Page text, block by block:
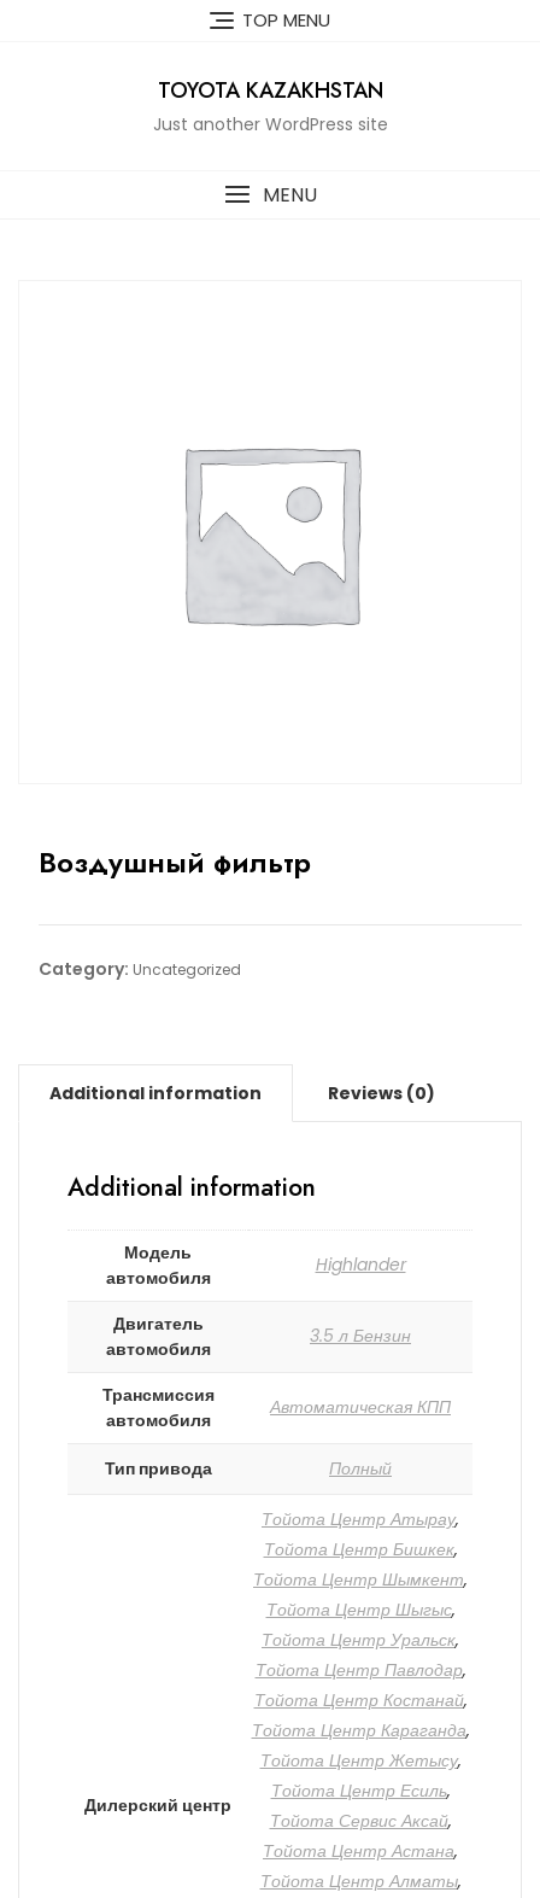
TOP MENU
TOYOTA KAZAKHSTAN
Just another WordPress site
MENU
Воздушный фильтр
Category: Uncategorized
Additional information Reviews (0)
Additional information
Модель
автомобиля
Highlander
Двигатель
автомобиля
3.5 л Бензин
Трансмиссия
автомобиля
Автоматическая КПП
Тип привода Полный
Дилерский центр
Тойота Центр Атырау,
Тойота Центр Бишкек,
Тойота Центр Шымкент,
Тойота Центр Шыгыс,
Тойота Центр Уральск,
Тойота Центр Павлодар,
Тойота Центр Костанай,
Тойота Центр Караганда,
Тойота Центр Жетысу,
Тойота Центр Есиль,
Тойота Сервис Аксай,
Тойота Центр Астана,
Тойота Центр Алматы,